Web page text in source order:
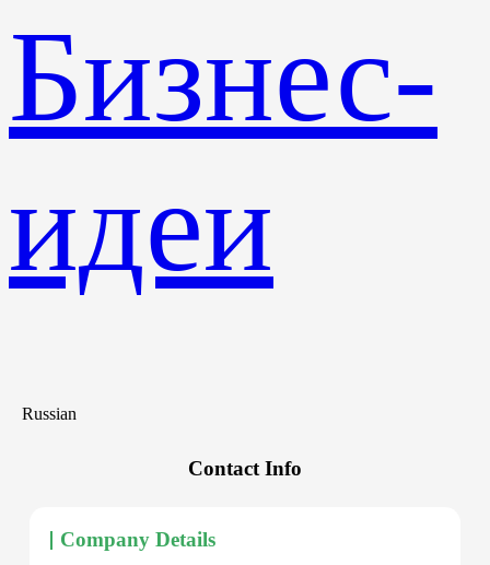
Бизнес-
идеи
Russian
Contact Info
Company Details